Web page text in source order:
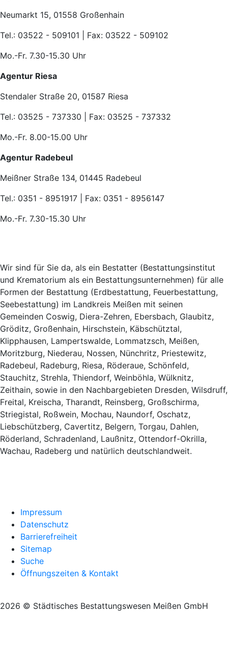
Neumarkt 15, 01558 Großenhain
Tel.: 03522 - 509101 | Fax: 03522 - 509102
Mo.-Fr. 7.30-15.30 Uhr
Agentur Riesa
Stendaler Straße 20, 01587 Riesa
Tel.: 03525 - 737330 | Fax: 03525 - 737332
Mo.-Fr. 8.00-15.00 Uhr
Agentur Radebeul
Meißner Straße 134, 01445 Radebeul
Tel.: 0351 - 8951917 | Fax: 0351 - 8956147
Mo.-Fr. 7.30-15.30 Uhr
Wir sind für Sie da, als ein Bestatter (Bestattungsinstitut
und Krematorium als ein Bestattungsunternehmen) für alle
Formen der Bestattung (Erdbestattung, Feuerbestattung,
Seebestattung) im Landkreis Meißen mit seinen
Gemeinden Coswig, Diera-Zehren, Ebersbach, Glaubitz,
Gröditz, Großenhain, Hirschstein, Käbschütztal,
Klipphausen, Lampertswalde, Lommatzsch, Meißen,
Moritzburg, Niederau, Nossen, Nünchritz, Priestewitz,
Radebeul, Radeburg, Riesa, Röderaue, Schönfeld,
Stauchitz, Strehla, Thiendorf, Weinböhla, Wülknitz,
Zeithain, sowie in den Nachbargebieten Dresden, Wilsdruff,
Freital, Kreischa, Tharandt, Reinsberg, Großschirma,
Striegistal, Roßwein, Mochau, Naundorf, Oschatz,
Liebschützberg, Cavertitz, Belgern, Torgau, Dahlen,
Röderland, Schradenland, Laußnitz, Ottendorf-Okrilla,
Wachau, Radeberg und natürlich deutschlandweit.
Impressum
Datenschutz
Barrierefreiheit
Sitemap
Suche
Öffnungszeiten & Kontakt
2026 © Städtisches Bestattungswesen Meißen GmbH